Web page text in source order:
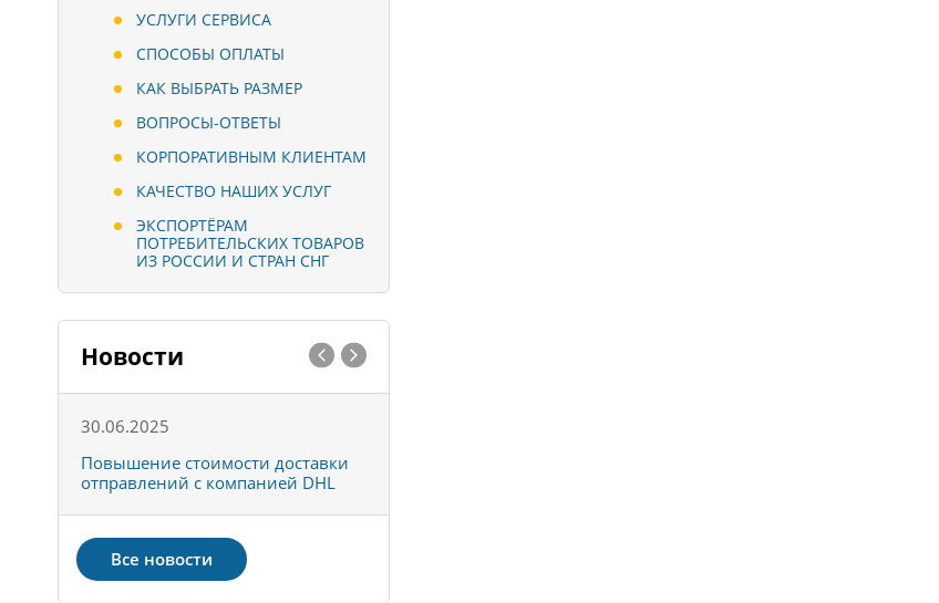
УСЛУГИ СЕРВИСА
СПОСОБЫ ОПЛАТЫ
КАК ВЫБРАТЬ РАЗМЕР
ВОПРОСЫ-ОТВЕТЫ
КОРПОРАТИВНЫМ КЛИЕНТАМ
КАЧЕСТВО НАШИХ УСЛУГ
ЭКСПОРТЁРАМ
ПОТРЕБИТЕЛЬСКИХ ТОВАРОВ
ИЗ РОССИИ И СТРАН СНГ
Новости
30.06.2025
Повышение стоимости доставки
отправлений с компанией DHL
Все новости